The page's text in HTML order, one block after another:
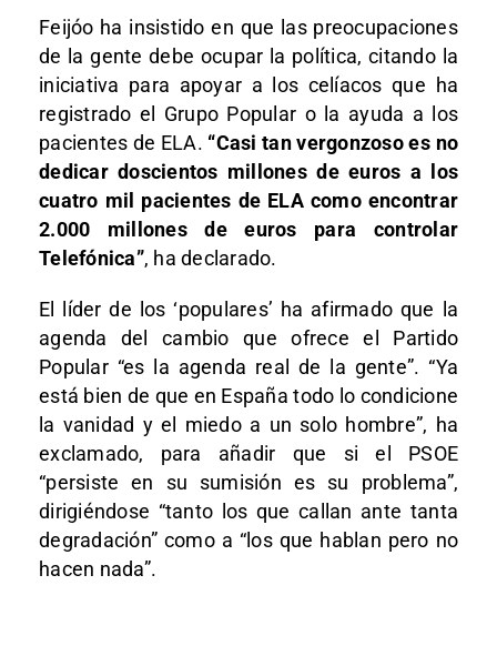
Feijóo ha insistido en que las preocupaciones
de la gente debe ocupar la política, citando la
iniciativa para apoyar a los celíacos que ha
registrado el Grupo Popular o la ayuda a los
pacientes de ELA. “Casi tan vergonzoso es no
dedicar doscientos millones de euros a los
cuatro mil pacientes de ELA como encontrar
2.000 millones de euros para controlar
Telefónica”, ha declarado.
El líder de los ‘populares’ ha afirmado que la
agenda del cambio que ofrece el Partido
Popular “es la agenda real de la gente”. “Ya
está bien de que en España todo lo condicione
la vanidad y el miedo a un solo hombre”, ha
exclamado, para añadir que si el PSOE
“persiste en su sumisión es su problema”,
dirigiéndose “tanto los que callan ante tanta
degradación” como a “los que hablan pero no
hacen nada”.